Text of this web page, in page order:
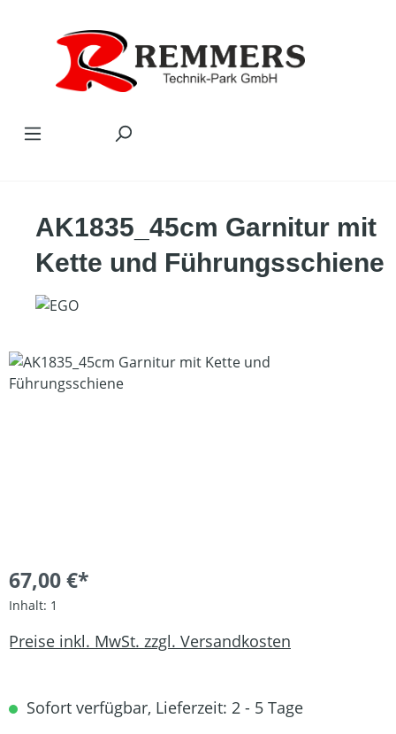
AK1835_45cm Garnitur mit
Kette und Führungsschiene
Bildergalerie überspringen
67,00 €*
Inhalt: 1
Preise inkl. MwSt. zzgl. Versandkosten
Sofort verfügbar, Lieferzeit: 2 - 5 Tage